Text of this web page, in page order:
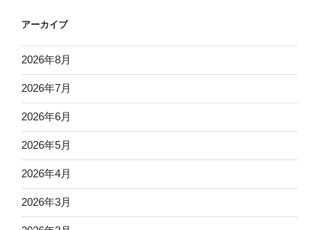
アーカイブ
2026年8月
2026年7月
2026年6月
2026年5月
2026年4月
2026年3月